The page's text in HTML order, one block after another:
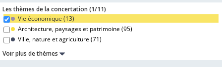
Les thèmes de la concertation (1/11)
Vie économique (13)
Architecture, paysages et patrimoine (95)
Ville, nature et agriculture (71)
Voir plus de thèmes